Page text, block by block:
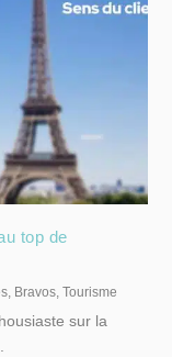
top de
, Bravos,Tourisme
sur la